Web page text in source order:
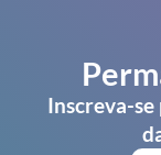
Inscreva-